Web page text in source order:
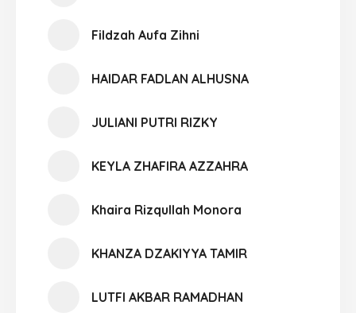
Fildzah Aufa Zihni
HAIDAR FADLAN ALHUSNA
JULIANI PUTRI RIZKY
KEYLA ZHAFIRA AZZAHRA
Khaira Rizqullah Monora
KHANZA DZAKIYYA TAMIR
LUTFI AKBAR RAMADHAN